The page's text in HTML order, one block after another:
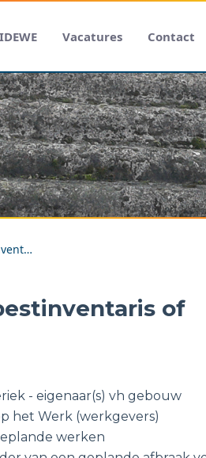
Vacatures Contact
Prijsaanvraag asbestattest, asbestinventaris of sloopopvolgingsplan